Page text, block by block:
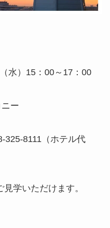
水）15：00～17：00
ー
325-8111（ホテル代
学いただけます。